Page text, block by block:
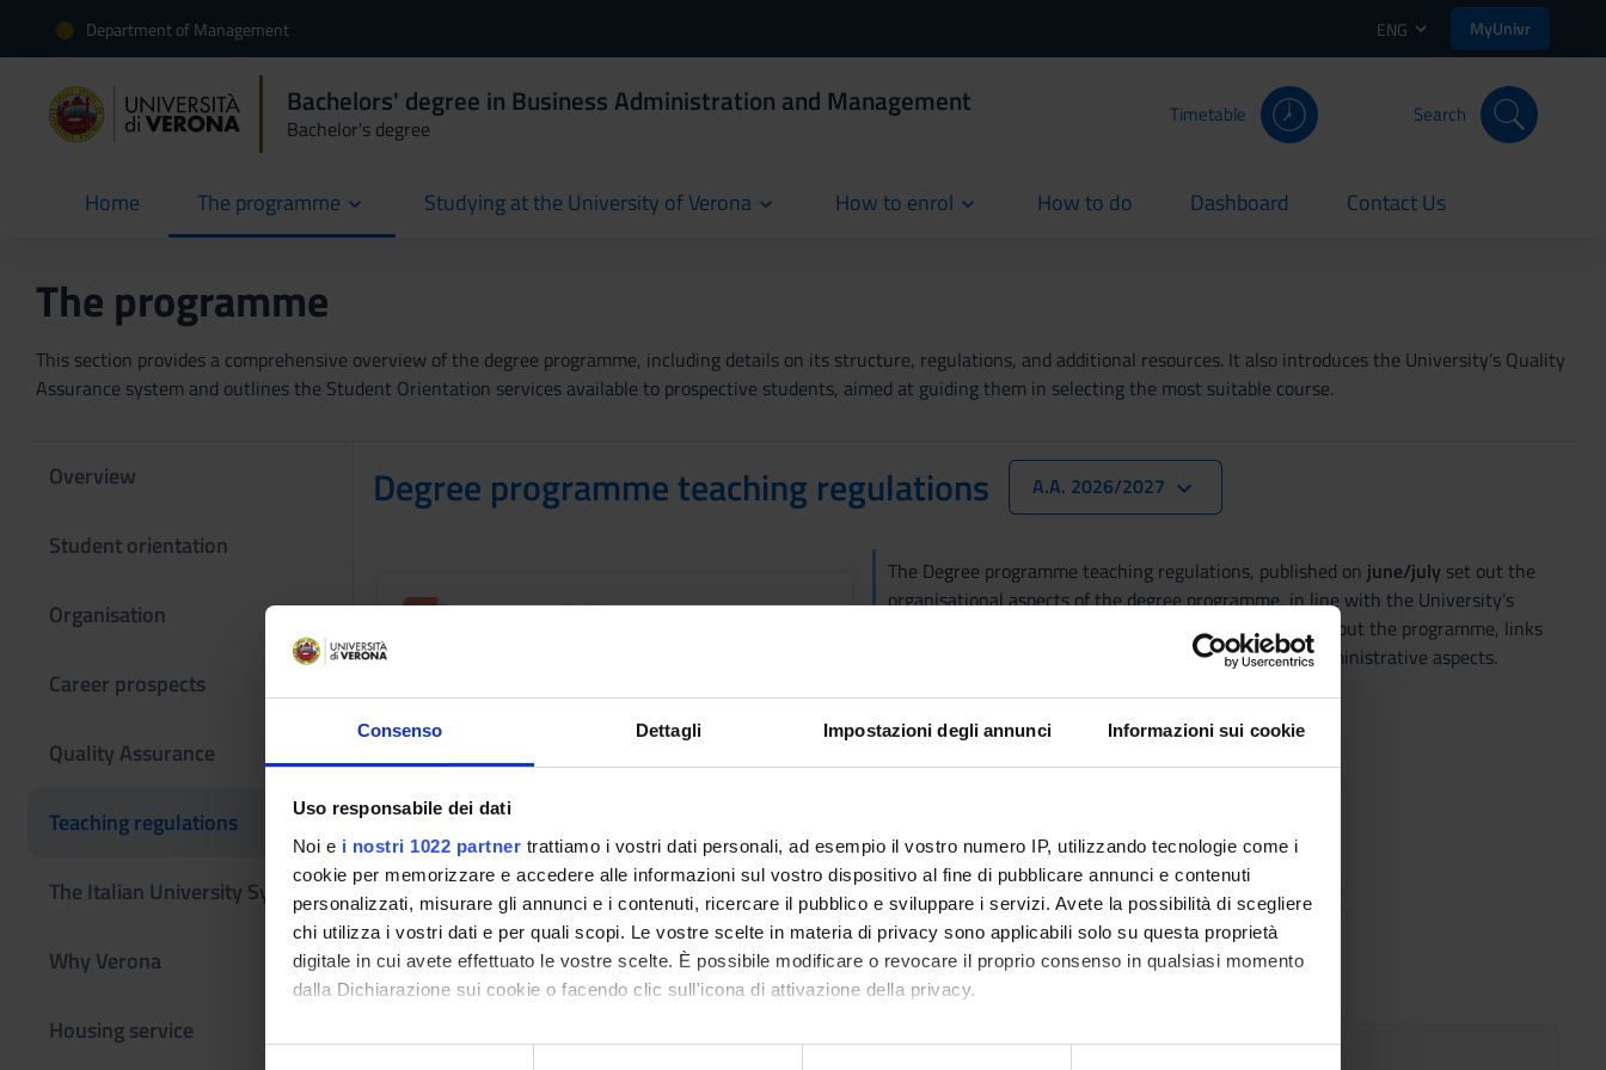
Consenso Dettagli Impostazioni degli annunci Informazioni sui cookie
Uso responsabile dei dati
Noi e i nostri 1022 partner trattiamo i vostri dati personali, ad esempio il vostro numero IP, utilizzando tecnologie come i
cookie per memorizzare e accedere alle informazioni sul vostro dispositivo al fine di pubblicare annunci e contenuti
personalizzati, misurare gli annunci e i contenuti, ricercare il pubblico e sviluppare i servizi. Avete la possibilità di scegliere
chi utilizza i vostri dati e per quali scopi. Le vostre scelte in materia di privacy sono applicabili solo su questa proprietà
digitale in cui avete effettuato le vostre scelte. È possibile modificare o revocare il proprio consenso in qualsiasi momento
dalla Dichiarazione sui cookie o facendo clic sull'icona di attivazione della privacy.
Con il tuo consenso, vorremmo anche:
Department of Management ENG MyUnivr
Bachelors' degree in Business Administration and Management
Bachelor's degree
Timetable Search
Home
current The programme Studying at the University of Verona How to enrol How to do
current Dashboard
current Contact Us
current
The programme
This section provides a comprehensive overview of the degree programme, including details on its structure, regulations, and additional resources. It also introduces the University’s Quality
Assurance system and outlines the Student Orientation services available to prospective students, aimed at guiding them in selecting the most suitable course.
Overview
Student orientation
Organisation
Career prospects
Quality Assurance
Teaching regulations
The Italian University System
Why Verona
Housing service
Degree programme teaching regulations A.A. 2026/2027
Not yet available
The Degree programme teaching regulations, published on june/july set out the
organisational aspects of the degree programme, in line with the University’s
teaching regulations. It includes general information about the programme, links
to the relevant module web pages and specifies the administrative aspects.
Other Rules
Student fees regulations
Link
Link
University teaching regulations
Link
Code of ethics
Link